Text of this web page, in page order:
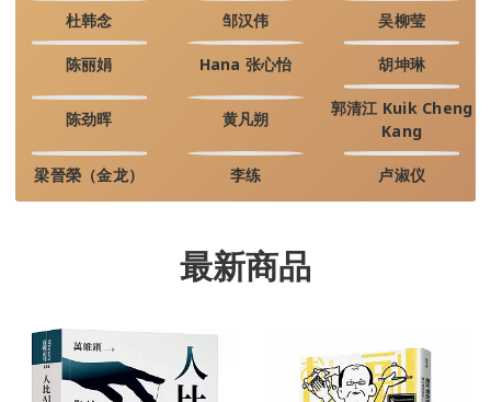
杜韩念 邹汉伟 吴柳莹
陈丽娟 Hana 张心怡 胡坤琳
陈劲晖 黄凡朔
郭清江 Kuik Cheng
Kang
梁晉榮（金龙） 李练 卢淑仪
最新商品